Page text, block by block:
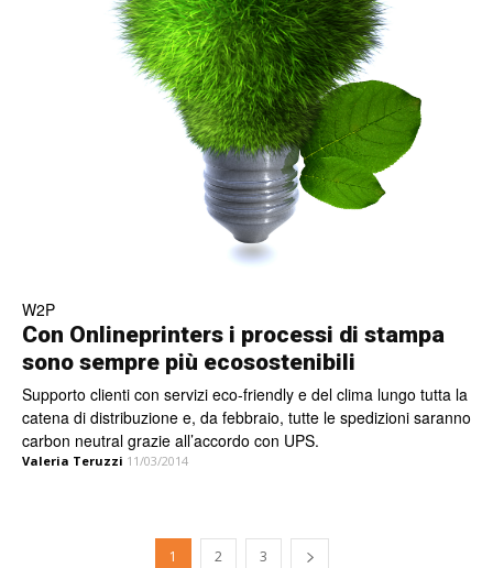
W2P
Con Onlineprinters i processi di stampa
sono sempre più ecosostenibili
Supporto clienti con servizi eco-friendly e del clima lungo tutta la
catena di distribuzione e, da febbraio, tutte le spedizioni saranno
carbon neutral grazie all’accordo con UPS.
Valeria Teruzzi 11/03/2014
1 2 3